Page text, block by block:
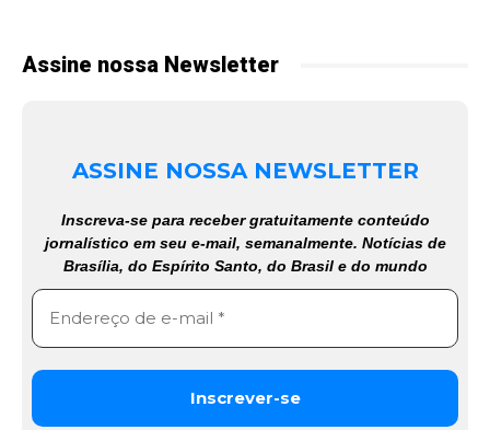
Assine nossa Newsletter
ASSINE NOSSA NEWSLETTER
Inscreva-se para receber gratuitamente conteúdo
jornalístico em seu e-mail, semanalmente. Notícias de
Brasília, do Espírito Santo, do Brasil e do mundo